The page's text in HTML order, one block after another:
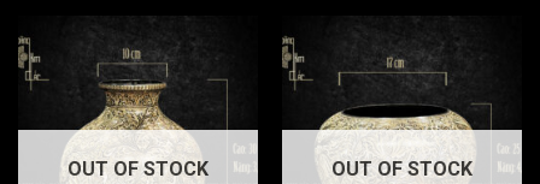
OUT OF STOCK OUT OF STOCK